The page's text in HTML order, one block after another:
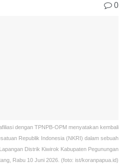
0
dengan TPNPB-OPM menyatakan kembali
Republik Indonesia (NKRI) dalam sebuah
Distrik Kiwirok Kabupaten Pegunungan
Rabu 10 Juni 2026. (foto: ist/koranpapua.id)